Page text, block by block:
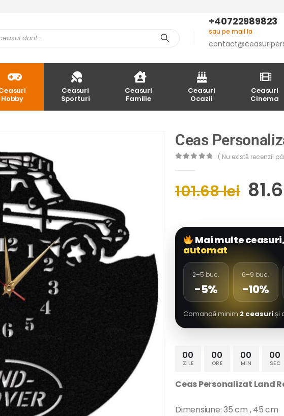
+40722989823
sau pe mail la
Hobby
Ceasuri
Sporturi
Ceasuri
Familie
Ceasuri
Ocazii
Ceasuri
Cinema
Ceas
( Nu există recenzii
101.68lei
Mai multe ceasuri,
automat
2–5 buc.
-5%
6–9 buc.
-10%
Comandă minim 2 ceasuriși
00
ZILE
00
ORE
00
MIN
00
SEC
Ceas Personalizat Land
Dimensiune: 35 cm , 45 cm